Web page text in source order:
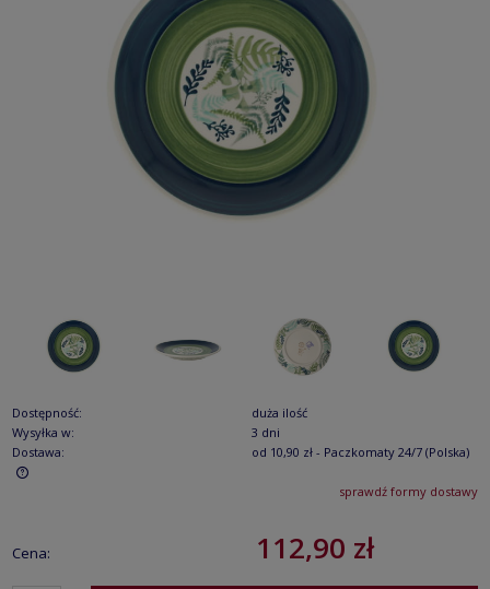
Dostępność:
duża ilość
Wysyłka w:
3 dni
Dostawa:
od 10,90 zł - Paczkomaty 24/7 (Polska)
Cena nie zawiera ewentualnych kosztów płatnościsprawdź formy dostawy
Cena: 112,90 zł